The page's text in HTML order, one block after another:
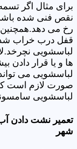
برای مثال اگر
نقص فنی شده
رخ می دهد.همچنین
قفل درب خراب
لباسشویی
ها و یا قرار دادن
لباسشویی می
صورت لازم است که
لباسشویی
تعمیر نشت دادن
شهر